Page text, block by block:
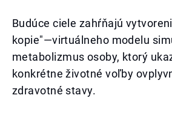
Budúce ciele zahŕňajú
kopie"—virtuálneho modelu
metabolizmus osoby, ktorý
konkrétne životné voľby
zdravotné stavy.